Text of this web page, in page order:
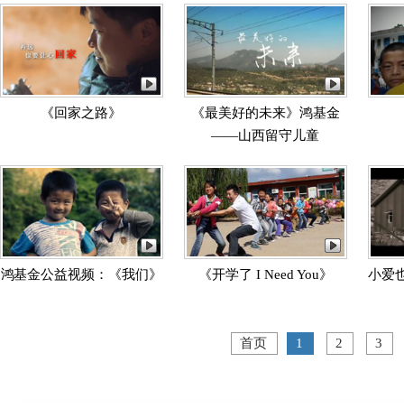
《回家之路》
《最美好的未来》鸿基金
——山西留守儿童
鸿基金公益视频：《我们》 《开学了 I Need You》 小爱
首页 1 2 3